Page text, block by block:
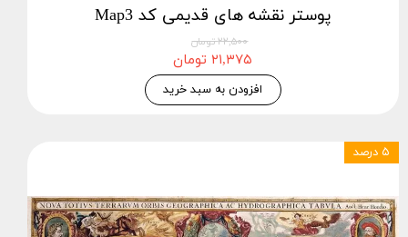
پوستر نقشه های قدیمی کد Map3
۲۲,۵۰۰ تومان
۲۱,۳۷۵ تومان
افزودن به سبد خرید
۵ درصد